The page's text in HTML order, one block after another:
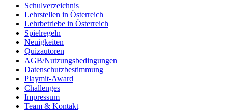
Schulverzeichnis
Lehrstellen in Österreich
Lehrbetriebe in Österreich
Spielregeln
Neuigkeiten
Quizautoren
AGB/Nutzungsbedingungen
Datenschutzbestimmung
Playmit-Award
Challenges
Impressum
Team & Kontakt